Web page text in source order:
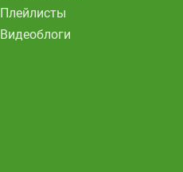
Плейлисты
Видеоблоги